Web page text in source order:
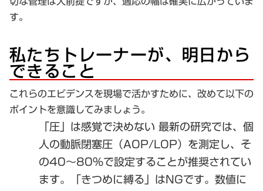
す。
私たちトレーナーが、明日から
できること
これらのエビデンスを現場で活かすために、改めて以下の
ポイントを意識してみましょう。
「圧」は感覚で決めない最新の研究では、個
人の動脈閉塞圧（AOP/LOP）を測定し、そ
の40〜80%で設定することが推奨されてい
ます。「きつめに縛る」はNGです。数値に